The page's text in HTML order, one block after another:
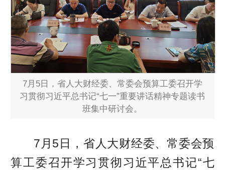
7月5日，省人大财经委、常委会预算工委召开学
习贯彻习近平总书记“七一”重要讲话精神专题读书
班集中研讨会。
7月5日，省人大财经委、常委会预
算工委召开学习贯彻习近平总书记“七